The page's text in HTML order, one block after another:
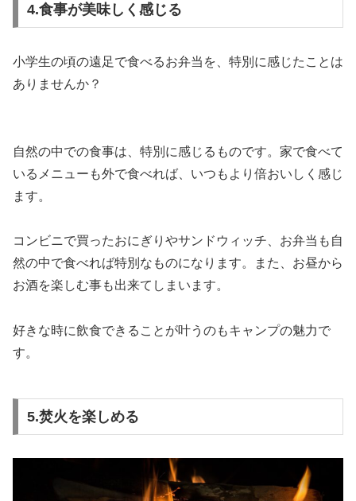
4.食事が美味しく感じる
小学生の頃の遠足で食べるお弁当を、特別に感じたことは
ありませんか？
自然の中での食事は、特別に感じるものです。家で食べて
いるメニューも外で食べれば、いつもより倍おいしく感じ
ます。
コンビニで買ったおにぎりやサンドウィッチ、お弁当も自
然の中で食べれば特別なものになります。また、お昼から
お酒を楽しむ事も出来てしまいます。
好きな時に飲食できることが叶うのもキャンプの魅力で
す。
5.焚火を楽しめる